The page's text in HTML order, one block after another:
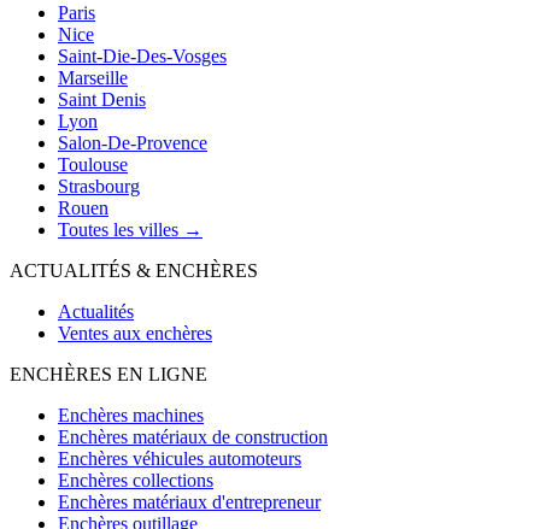
Paris
Nice
Saint-Die-Des-Vosges
Marseille
Saint Denis
Lyon
Salon-De-Provence
Toulouse
Strasbourg
Rouen
Toutes les villes →
ACTUALITÉS & ENCHÈRES
Actualités
Ventes aux enchères
ENCHÈRES EN LIGNE
Enchères machines
Enchères matériaux de construction
Enchères véhicules automoteurs
Enchères collections
Enchères matériaux d'entrepreneur
Enchères outillage